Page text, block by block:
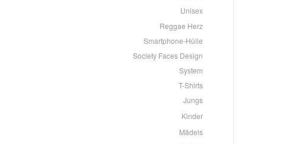
Unisex
Reggae Herz
Smartphone-Hülle
Society Faces Design
System
T-Shirts
Jungs
Kinder
Mädels